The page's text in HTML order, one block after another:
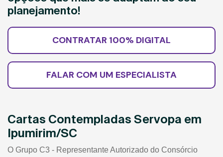
planejamento!
CONTRATAR 100% DIGITAL
FALAR COM UM ESPECIALISTA
Cartas Contempladas Servopa em
Ipumirim/SC
O Grupo C3 - Representante Autorizado do Consórcio